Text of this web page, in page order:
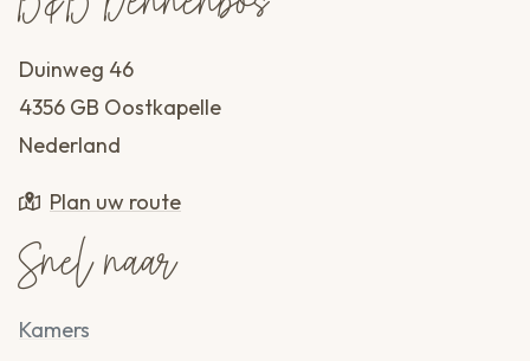
Duinweg 46
4356 GB Oostkapelle
Nederland
Plan uw route
Snel naar
Kamers